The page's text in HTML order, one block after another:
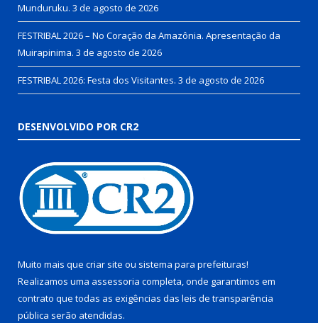
Munduruku. 3 de agosto de 2026
FESTRIBAL 2026 – No Coração da Amazônia. Apresentação da
Muirapinima. 3 de agosto de 2026
FESTRIBAL 2026: Festa dos Visitantes. 3 de agosto de 2026
DESENVOLVIDO POR CR2
Muito mais que criar site ou sistema para prefeituras!
Realizamos uma assessoria completa, onde garantimos em
contrato que todas as exigências das leis de transparência
pública serão atendidas.